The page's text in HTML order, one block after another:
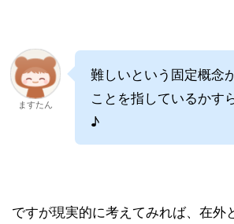
ますたん
難しいという固定概念
ことを指しているかす
♪
ですが現実的に考えてみれば、在外